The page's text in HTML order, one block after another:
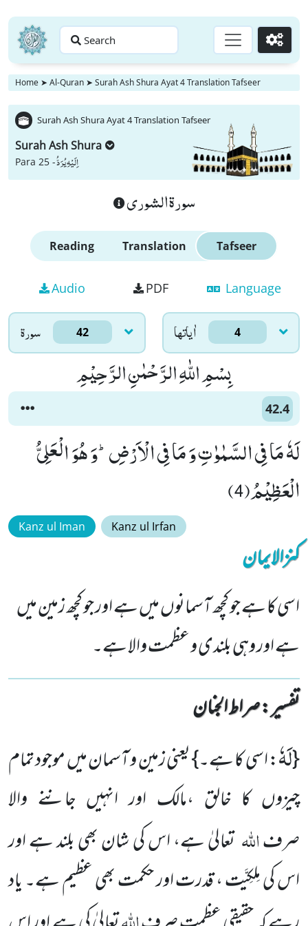
Search Go
Home ➤ Al-Quran ➤ Surah Ash Shura Ayat 4 Translation Tafseer
Surah Ash Shura Ayat 4 Translation Tafseer
Surah Ash Shura
Para 25 -اِلَیْهِ یُرَدُّ
سورة الشورى
Reading Translation Tafseer
Audio PDF Language
سورۃ 42 اٰياتها 4
بِسْمِ اللّٰهِ الرَّحْمٰنِ الرَّحِیْمِ
42.4
لَهٗ مَا فِی السَّمٰوٰتِ وَ مَا فِی الْاَرْضِؕ-وَ هُوَ الْعَلِیُّ
الْعَظِیْمُ(4)
Kanz ul Iman Kanz ul Irfan
کنزالایمان
اسی کا ہے جو کچھ آسمانوں میں ہے اور جو کچھ زمین میں
ہے اور وہی بلندی و عظمت والا ہے۔
تفسیر : ‎صراط الجنان
{لَهٗ: اسی کا ہے۔}یعنی زمین و آسمان میں موجود تمام
چیزوں کا خالق ،مالک اور انہیں جاننے والا
صرفاللہتعالیٰ ہے، اس کی شان بھی بلند ہے اور
اس کی مِلکِیَّت ، قدرت اور حکمت بھی عظیم ہے۔ یاد